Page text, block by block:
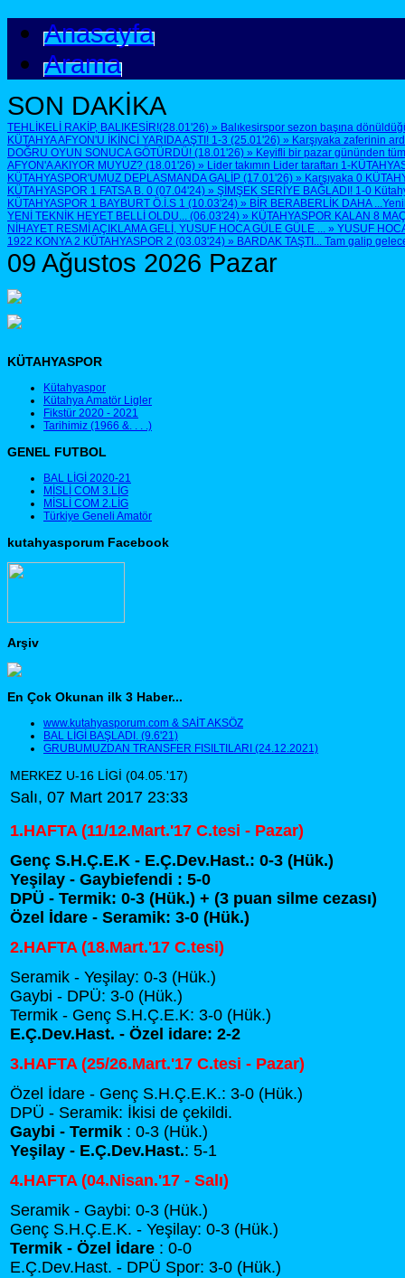
Anasayfa
Arama
SON DAKİKA
TEHLİKELİ RAKİP, BALIKESİR!(28.01'26) » Balıkesirspor sezon başına
KÜTAHYA AFYON'U İKİNCİ YARIDA AŞTI! 1-3 (25.01'26) » Karşıyaka zaferinin
DOĞRU OYUN SONUCA GÖTÜRDÜ! (18.01'26) » Keyifli bir pazar gününden
AFYON'A AKIYOR MUYUZ? (18.01'26) » Lider takımın Lider taraftarı 1-
KÜTAHYASPOR'UMUZ DEPLASMANDA GALİP (17.01'26) » Karşıyaka 0
KÜTAHYASPOR 1 FATSA B. 0 (07.04'24) » ŞİMŞEK SERİYE BAĞLADI! 1-0
KÜTAHYASPOR 1 BAYBURT Ö.İ.S 1 (10.03'24) » BİR BERABERLİK DAHA
YENİ TEKNİK HEYET BELLİ OLDU... (06.03'24) » KÜTAHYASPOR KALAN 8
NİHAYET RESMİ AÇIKLAMA GELİ, YUSUF HOCA GÜLE GÜLE ... » YUSUF
1922 KONYA 2 KÜTAHYASPOR 2 (03.03'24) » BARDAK TAŞTI... Tam galip
09 Ağustos 2026 Pazar
KÜTAHYASPOR
Kütahyaspor
Kütahya Amatör Ligler
Fikstür 2020 - 2021
Tarihimiz (1966 &. . . .)
GENEL FUTBOL
BAL LİGİ 2020-21
MİSLİ COM 3.LİG
MİSLİ COM 2.LİG
Türkiye Geneli Amatör
kutahyasporum Facebook
Arşiv
En Çok Okunan ilk 3 Haber...
www.kutahyasporum.com & SAİT AKSÖZ
BAL LİGİ BAŞLADI. (9.6'21)
GRUBUMUZDAN TRANSFER FISILTILARI (24.12.2021)
MERKEZ U-16 LİGİ (04.05.'17)
Salı, 07 Mart 2017 23:33
1.HAFTA (11/12.Mart.'17 C.tesi - Pazar)
Genç S.H.Ç.E.K - E.Ç.Dev.Hast.: 0-3 (Hük.)
Yeşilay - Gaybiefendi : 5-0
DPÜ - Termik: 0-3 (Hük.) + (3 puan silme cezası)
Özel İdare - Seramik: 3-0 (Hük.)
2.HAFTA (18.Mart.'17 C.tesi)
Seramik - Yeşilay: 0-3 (Hük.)
Gaybi - DPÜ: 3-0 (Hük.)
Termik - Genç S.H.Ç.E.K: 3-0 (Hük.)
E.Ç.Dev.Hast. - Özel idare: 2-2
3.HAFTA (25/26.Mart.'17 C.tesi - Pazar)
Özel İdare - Genç S.H.Ç.E.K.: 3-0 (Hük.)
DPÜ - Seramik: İkisi de çekildi.
Gaybi - Termik : 0-3 (Hük.)
Yeşilay - E.Ç.Dev.Hast.: 5-1
4.HAFTA (04.Nisan.'17 - Salı)
Seramik - Gaybi: 0-3 (Hük.)
Genç S.H.Ç.E.K. - Yeşilay: 0-3 (Hük.)
Termik - Özel İdare : 0-0
E.Ç.Dev.Hast. - DPÜ Spor: 3-0 (Hük.)